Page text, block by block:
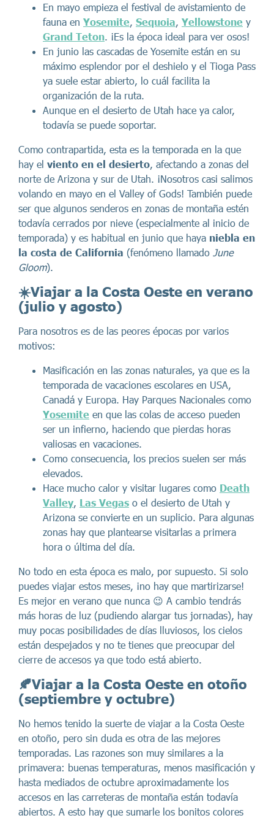
En mayo empieza el festival de avistamiento de
fauna en Yosemite Sequoia Yellowstone y
Grand Teton . ¡Es la época ideal para ver osos!
En junio las cascadas de Yosemite están en su
máximo esplendor por el deshielo y el Tioga Pass
ya suele estar abierto, lo cuál facilita la
organización de la ruta.
Aunque en el desierto de Utah hace ya calor,
todavía se puede soportar.
Como contrapartida, esta es la temporada en la que
hay el viento en el desierto , afectando a zonas del
norte de Arizona y sur de Utah. ¡Nosotros casi salimos
volando en mayo en el Valley of Gods! También puede
ser que algunos senderos en zonas de montaña estén
todavía cerrados por nieve (especialmente al inicio de
temporada) y es habitual en junio que haya niebla en
la costa de California (fenómeno llamado June
Gloom).
☀️Viajar a la Costa Oeste en verano
(julio y agosto)
Para nosotros es de las peores épocas por varios
motivos:
Masificación en las zonas naturales, ya que es la
temporada de vacaciones escolares en USA,
Canadá y Europa. Hay Parques Nacionales como
Yosemite en que las colas de acceso pueden
ser un infierno, haciendo que pierdas horas
valiosas en vacaciones.
Como consecuencia, los precios suelen ser más
elevados.
Hace mucho calor y visitar lugares como Death
Valley Las Vegas o el desierto de Utah y
Arizona se convierte en un suplicio. Para algunas
zonas hay que plantearse visitarlas a primera
hora o última del día.
No todo en esta época es malo, por supuesto. Si solo
puedes viajar estos meses, ¡no hay que martirizarse!
Es mejor en verano que nunca 😉 A cambio tendrás
más horas de luz (pudiendo alargar tus jornadas), hay
muy pocas posibilidades de días lluviosos, los cielos
están despejados y no te tienes que preocupar del
cierre de accesos ya que todo está abierto.
🍂Viajar a la Costa Oeste en otoño
(septiembre y octubre)
No hemos tenido la suerte de viajar a la Costa Oeste
en otoño, pero sin duda es otra de las mejores
temporadas. Las razones son muy similares a la
primavera: buenas temperaturas, menos masificación y
hasta mediados de octubre aproximadamente los
accesos en las carreteras de montaña están todavía
abiertos. A esto hay que sumarle los bonitos colores